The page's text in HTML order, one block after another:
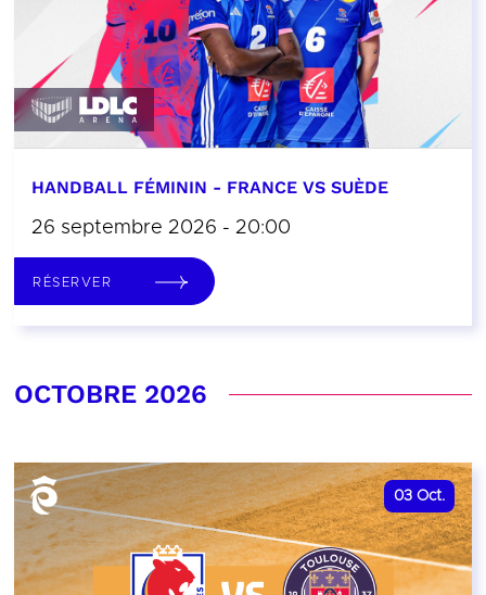
HANDBALL FÉMININ - FRANCE VS SUÈDE
26 septembre 2026 - 20:00
RÉSERVER
OCTOBRE 2026
03 Oct.